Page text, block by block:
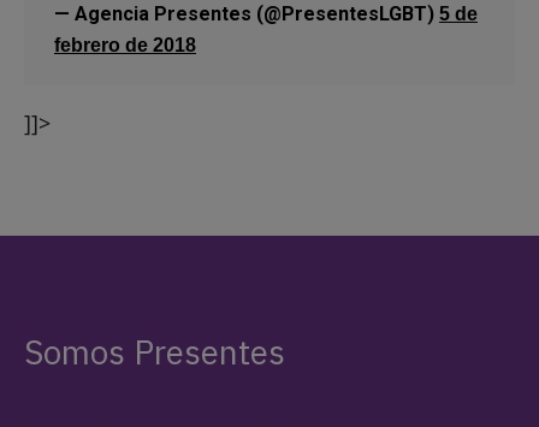
— Agencia Presentes (@PresentesLGBT) 5 de
febrero de 2018
]]>
Somos Presentes